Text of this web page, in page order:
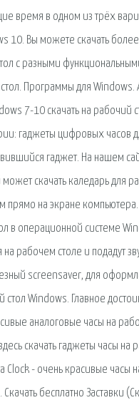
время в одном из трёх
10. Вы можете скачать
с разными
стол. Программы для
7-10 скачать на рабочий
гаджеты цифровых
гаджет. На нашем
скачать каледарь для
прямо на экране
в операционной системе
рабочем столе и подадут
screensaver, для
Windows. Главное
аналоговые часы на
скачать гаджеты часы
Clock - очень красивые часы
бесплатно Заставки